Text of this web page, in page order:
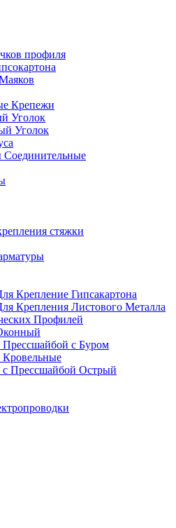
профиля
Крепежи
Уголок
Уголок
стяжки
Крепление Гипсакартона
Крепления Листового Металла
Профилей
Прессшайбой с Буром
с Прессшайбой Острый